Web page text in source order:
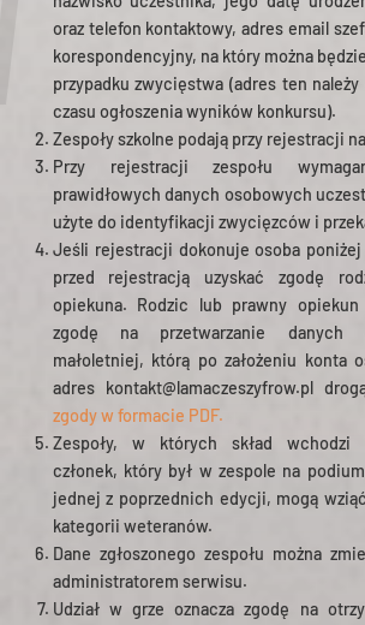
oraz telefon kontaktowy, adres email
korespondencyjny, na który można
przypadku zwycięstwa (adres ten
czasu ogłoszenia wyników konkursu).
Zespoły szkolne podają przy rejestracji
Przy rejestracji zespołu
prawidłowych danych osobowych
użyte do identyfikacji zwycięzców i
Jeśli rejestracji dokonuje osoba
przed rejestracją uzyskać zgodę
opiekuna. Rodzic lub prawny
zgodę na przetwarzanie danych
małoletniej, którą po założeniu konta
adres kontakt@lamaczeszyfrow.pl
zgody w formacie PDF.
Zespoły, w których skład wchodzi
członek, który był w zespole na
jednej z poprzednich edycji, mogą
kategorii weteranów.
Dane zgłoszonego zespołu można
administratorem serwisu.
Udział w grze oznacza zgodę na